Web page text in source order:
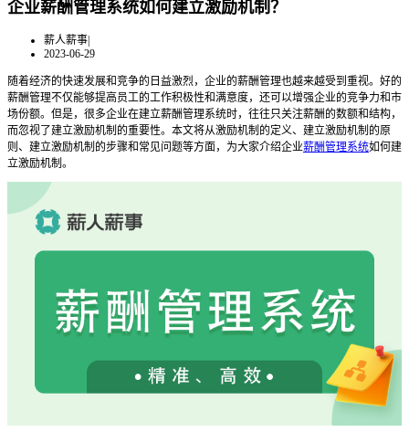
企业薪酬管理系统如何建立激励机制？
薪人薪事|
2023-06-29
随着经济的快速发展和竞争的日益激烈，企业的薪酬管理也越来越受到重视。好的
薪酬管理不仅能够提高员工的工作积极性和满意度，还可以增强企业的竞争力和市
场份额。但是，很多企业在建立薪酬管理系统时，往往只关注薪酬的数额和结构，
而忽视了建立激励机制的重要性。本文将从激励机制的定义、建立激励机制的原
则、建立激励机制的步骤和常见问题等方面，为大家介绍企业薪酬管理系统如何建
立激励机制。